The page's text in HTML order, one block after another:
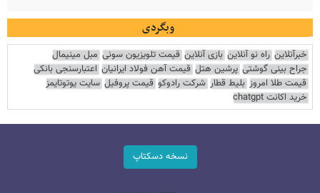
وبگردی
خبرآنلاین راه نو آنلاین بازی آنلاین قیمت تلویزیون سونی مبل مینیمال
جراح بینی گوشتی پرشین هتل قیمت آهن فولاد ایرانیان اعتبارسنجی بانکی
قیمت طلا امروز بلیط قطار شرکت رادوکو قیمت پروفیل سایت یوتوتایمز
خرید اکانت chatgpt
نسخه دسکتاپ